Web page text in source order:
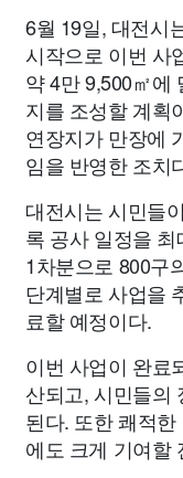
6월 19일, 대전시
시작으로 이번 사
약 4만 9,500㎡에
지를 조성할 계획
연장지가 만장에
임을 반영한 조치
대전시는 시민들
록 공사 일정을
1차분으로 800구
단계별로 사업을
료할 예정이다.
이번 사업이 완료
산되고, 시민들의
된다. 또한 쾌적
에도 크게 기여할